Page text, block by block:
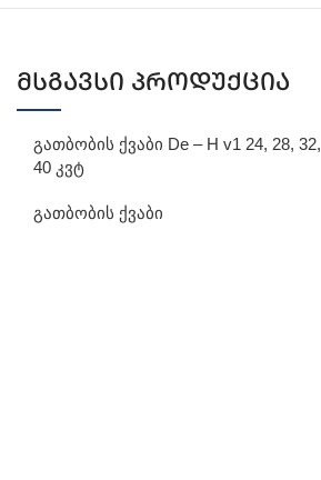
მსგავსი პროდუქცია
გათბობის ქვაბი De – H v1 24, 28, 32,
40 კვტ
გათბობის ქვაბი